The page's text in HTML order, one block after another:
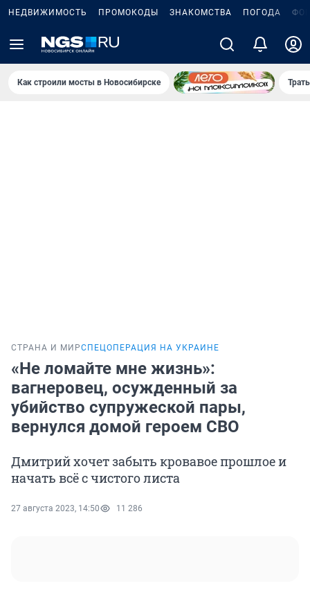
НЕДВИЖИМОСТЬ ПРОМОКОДЫ ЗНАКОМСТВА ПОГОДА
Как строили мосты в Новосибирске
СТРАНА И МИРСПЕЦОПЕРАЦИЯ НА УКРАИНЕ
«Не ломайте мне жизнь»:
вагнеровец, осужденный за
убийство супружеской пары,
вернулся домой героем СВО
Дмитрий хочет забыть кровавое прошлое и
начать всё с чистого листа
27 августа 2023, 14:50 11 286